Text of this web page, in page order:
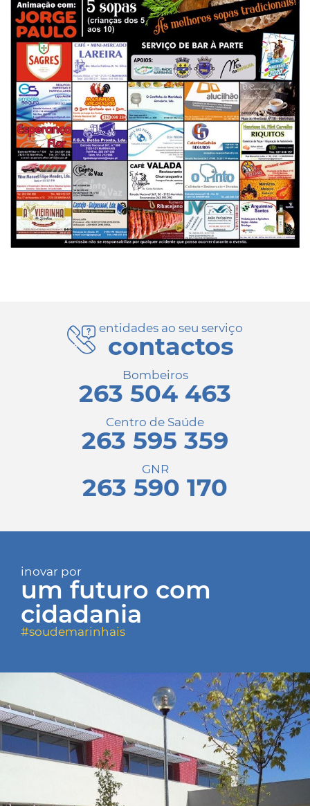
entidades ao seu serviço
contactos
Bombeiros
263 504 463
Centro de Saúde
263 595 359
GNR
263 590 170
inovar por
um futuro com
cidadania
#soudemarinhais